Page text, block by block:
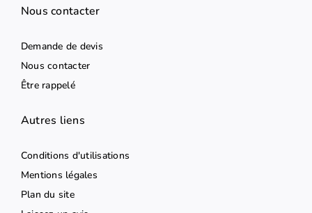
Nous contacter
Demande de devis
Nous contacter
Être rappelé
Autres liens
Conditions d'utilisations
Mentions légales
Plan du site